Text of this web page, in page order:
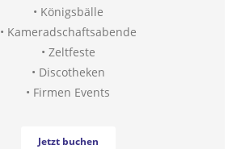
• Königsbälle
• Kameradschaftsabende
• Zeltfeste
• Discotheken
• Firmen Events
Jetzt buchen